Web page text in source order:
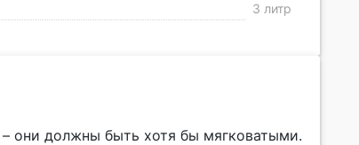
3 литр
они должны быть хотя бы мягковатыми.